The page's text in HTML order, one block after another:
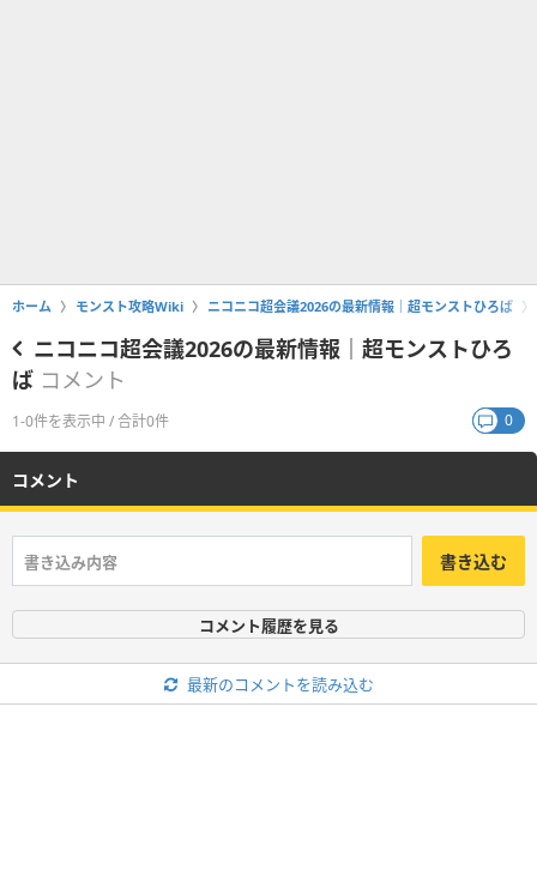
ホーム モンスト攻略Wiki ニコニコ超会議2026の最新情報｜超モンストひろば
ニコニコ超会議2026の最新情報｜超モンストひろ
ば コメント
1-0件を表示中 / 合計0件 0
コメント
書き込む
コメント履歴を見る
最新のコメントを読み込む